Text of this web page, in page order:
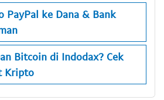
PayPal ke Dana & Bank
Bitcoin di Indodax? Cek
Kripto